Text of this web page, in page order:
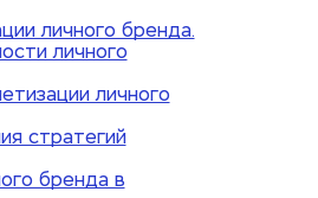
личного бренда.
личного
личного
стратегий
бренда в